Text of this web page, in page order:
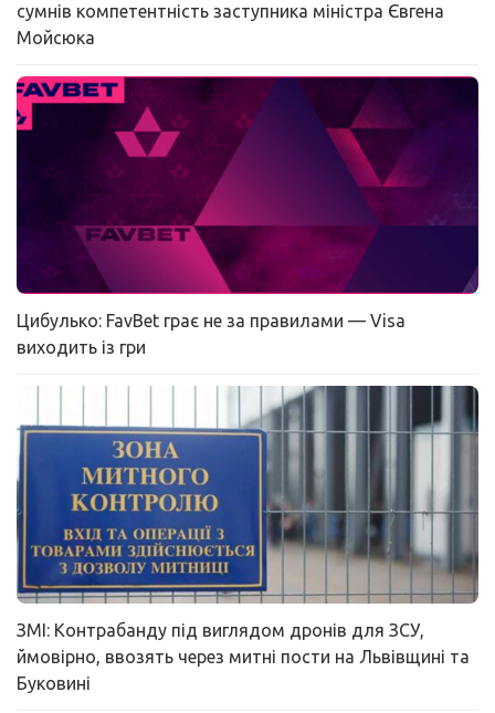
сумнів компетентність заступника міністра Євгена
Мойсюка
Цибулько: FavBet грає не за правилами — Visa
виходить із гри
ЗМІ: Контрабанду під виглядом дронів для ЗСУ,
ймовірно, ввозять через митні пости на Львівщині та
Буковині